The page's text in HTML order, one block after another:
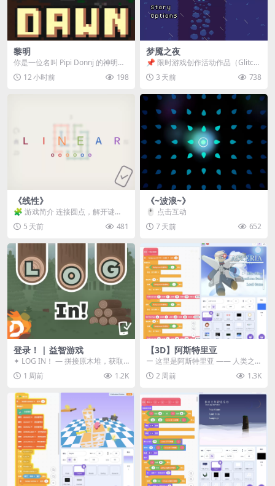
黎明
你是一位名叫 Pipi Donnj 的神明。
你的任务是保护一群白色小人。 点
击...12 小时前 198
梦魇之夜
📌 限时游戏创作活动作品（Glitch
Game Jam） 📖 故事背景 怪物四...
3 天前 738
《线性》
🧩 游戏简介 连接圆点，解开谜
题。 ⚠️ 重要提示 所有关卡均可通
关，请确保使用...
5 天前 481
《~波浪~》
🖱️ 点击互动
7 天前
652
登录！ | 益智游戏
✦ LOG IN！ — 拼接原木堆，获取
分数！ ᑕ☲◎ ᑕ☲◎ ᑕ☲◎ ᑕ☲◎ ...
1 周前 1.2K
【3D】阿斯特里亚
ー 这里是阿斯特里亚 —— 人类之
罪与未来希望交汇之地 📖 游戏简
介 《阿斯特里...
2 周前 1.3K